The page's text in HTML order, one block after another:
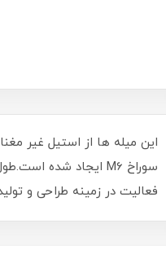
فعالیت در زمینه طراحی و